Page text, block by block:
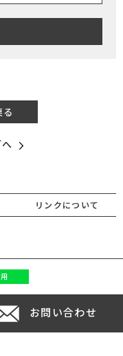
リンクについて
お問い合わせ